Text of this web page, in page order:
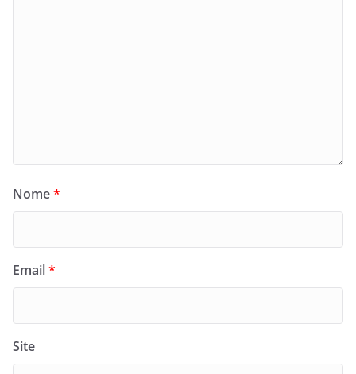
Nome*
Email*
Site